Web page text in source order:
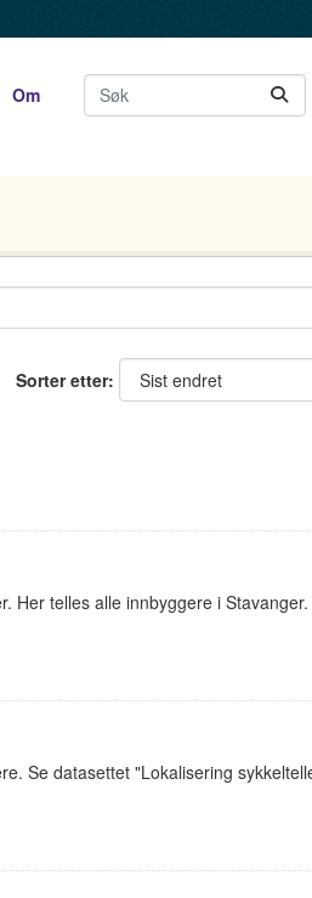
Om
Sorter etter
Her telles alle innbyggere i
Se datasettet "Lokalisering